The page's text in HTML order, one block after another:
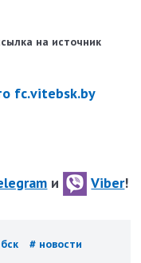
на источник
fc.vitebsk.by
и Viber!
# новости